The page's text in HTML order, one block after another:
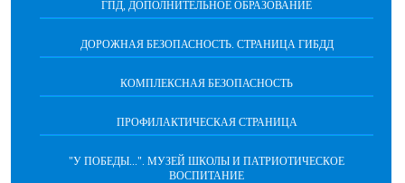
ГПД, ДОПОЛНИТЕЛЬНОЕ ОБРАЗОВАНИЕ
ДОРОЖНАЯ БЕЗОПАСНОСТЬ. СТРАНИЦА ГИБДД
КОМПЛЕКСНАЯ БЕЗОПАСНОСТЬ
ПРОФИЛАКТИЧЕСКАЯ СТРАНИЦА
"У ПОБЕДЫ...". МУЗЕЙ ШКОЛЫ И ПАТРИОТИЧЕСКОЕ
ВОСПИТАНИЕ